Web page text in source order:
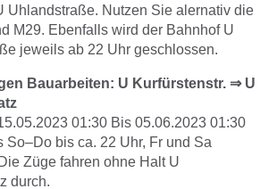
Uhlandstraße. Nutzen Sie alernativ die
M29. Ebenfalls wird der Bahnhof U
jeweils ab 22 Uhr geschlossen.
Bauarbeiten: U Kurfürstenstr. ⇒ U
01:30 Bis 05.06.2023 01:30
So–Do bis ca. 22 Uhr, Fr und Sa
Züge fahren ohne Halt U
durch.